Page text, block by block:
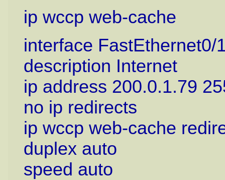
ip wccp web-cache
interface FastEthernet0/
description Internet
ip address 200.0.1.79
no ip redirects
ip wccp web-cache
duplex auto
speed auto